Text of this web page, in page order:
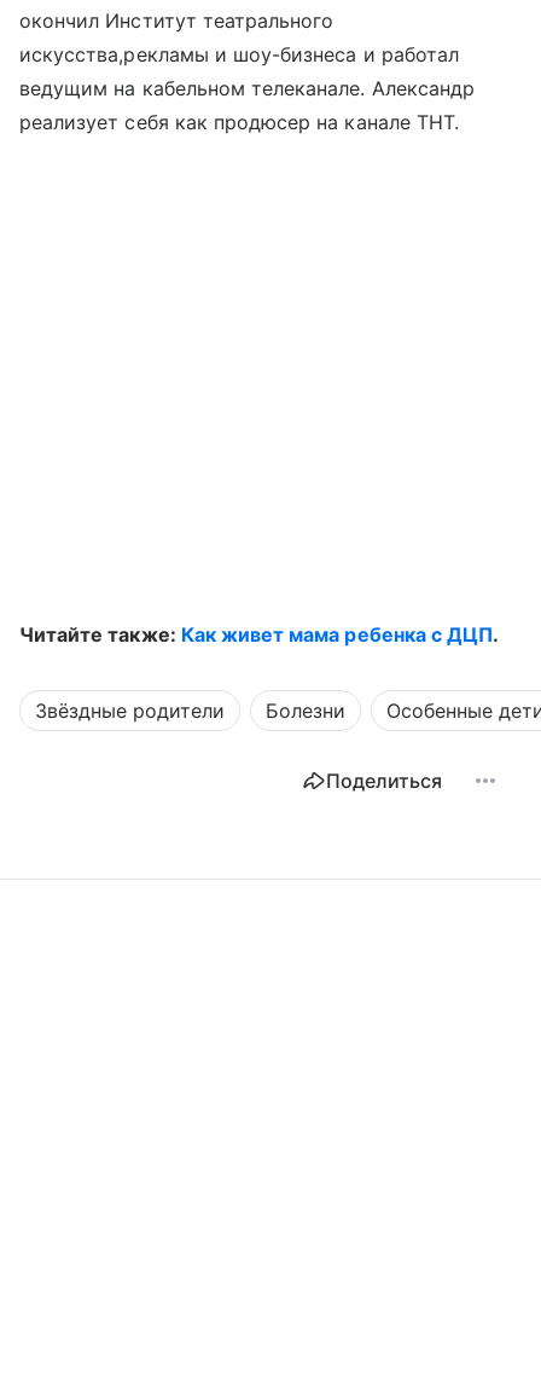
окончил Институт театрального
искусства,рекламы и шоу-бизнеса и работал
ведущим на кабельном телеканале. Александр
реализует себя как продюсер на канале ТНТ.
Читайте также: Как живет мама ребенка с ДЦП.
Звёздные родители Болезни Особенные
Поделиться